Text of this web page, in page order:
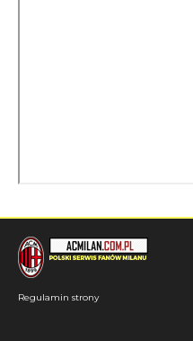
Regulamin strony